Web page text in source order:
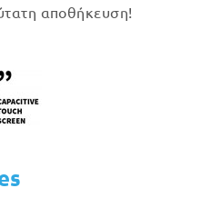
αποθήκευση!